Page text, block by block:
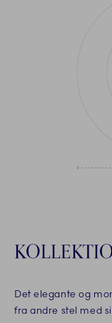
Det elegante og
fra andre stel med